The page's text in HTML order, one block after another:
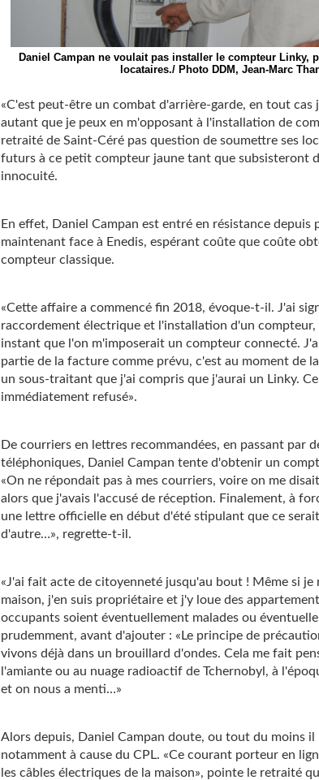
Daniel Campan ne voulait pas installer le compteur Linky,
locataires./ Photo DDM, Jean-Marc
«C'est peut-être un combat d'arrière-garde, en tout cas
autant que je peux en m'opposant à l'installation de
retraité de Saint-Céré pas question de soumettre ses
futurs à ce petit compteur jaune tant que subsisteront
innocuité.
En effet, Daniel Campan est entré en résistance depuis
maintenant face à Enedis, espérant coûte que coûte
compteur classique.
«Cette affaire a commencé fin 2018, évoque-t-il. J'ai
raccordement électrique et l'installation d'un compteur,
instant que l'on m'imposerait un compteur connecté.
partie de la facture comme prévu, c'est au moment de
un sous-traitant que j'ai compris que j'aurai un Linky.
immédiatement refusé».
De courriers en lettres recommandées, en passant par
téléphoniques, Daniel Campan tente d'obtenir un
«On ne répondait pas à mes courriers, voire on me
alors que j'avais l'accusé de réception. Finalement, à
une lettre officielle en début d'été stipulant que ce
d'autre…», regrette-t-il.
«J'ai fait acte de citoyenneté jusqu'au bout ! Même si je
maison, j'en suis propriétaire et j'y loue des
occupants soient éventuellement malades ou
prudemment, avant d'ajouter : «Le principe de
vivons déjà dans un brouillard d'ondes. Cela me fait
l'amiante ou au nuage radioactif de Tchernobyl, à
et on nous a menti…»
Alors depuis, Daniel Campan doute, ou tout du moins il
notamment à cause du CPL. «Ce courant porteur en
les câbles électriques de la maison», pointe le retraité